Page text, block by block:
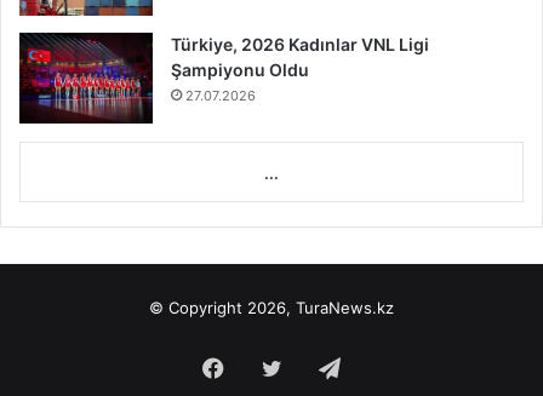
Türkiye, 2026 Kadınlar VNL Ligi
Şampiyonu Oldu
27.07.2026
...
© Copyright 2026, TuraNews.kz
Facebook
Twitter